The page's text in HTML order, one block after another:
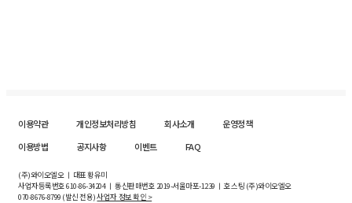
이용약관 개인정보처리방침 회사소개
운영정책
이용방법
공지사항 이벤트 FAQ
(주)와이오엘오 ㅣ 대표 황유미
사업자등록번호610-86-34204ㅣ 통신판매번호 2019-서울마포-1239 ㅣ 호스팅 (주)와이오엘오
070-8676-8799 (발신 전용)사업자 정보 확인 >